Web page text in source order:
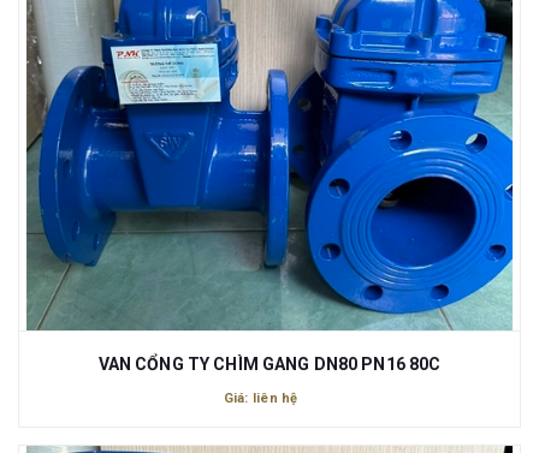
VAN CỔNG TY CHÌM GANG DN80 PN16 80C
Giá: liên hệ